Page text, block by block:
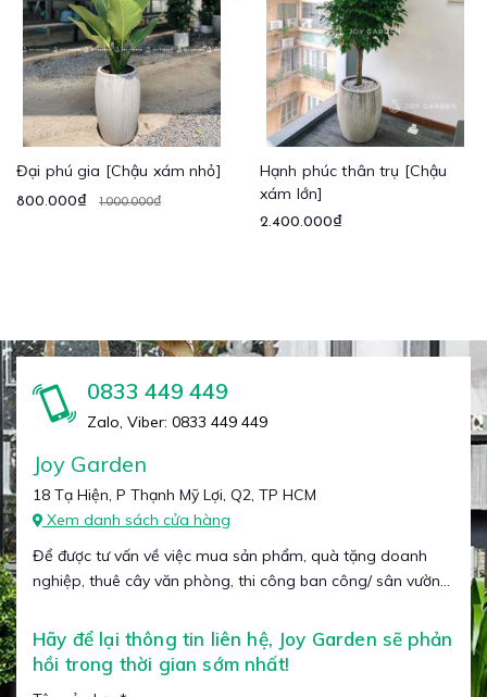
Đại phú gia [Chậu xám nhỏ]
800.000₫ 1.000.000₫
Hạnh phúc thân trụ [Chậu
xám lớn]
2.400.000₫
0833 449 449
Zalo, Viber: 0833 449 449
Joy Garden
18 Tạ Hiện, P Thạnh Mỹ Lợi, Q2, TP HCM
Xem danh sách cửa hàng
Để được tư vấn về việc mua sản phẩm, quà tặng doanh
nghiệp, thuê cây văn phòng, thi công ban công/ sân vườn...
Hãy để lại thông tin liên hệ, Joy Garden sẽ phản
hồi trong thời gian sớm nhất!